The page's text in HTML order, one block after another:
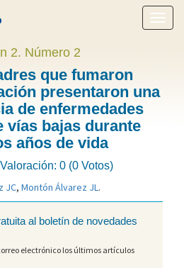
menú
2. Número 2
que fumaron
presentaron una
de enfermedades
vías bajas durante
años de vida
Valoración: 0 (0 Votos)
JC, Montón Álvarez JL.
al boletín de novedades
electrónico los últimos artículos